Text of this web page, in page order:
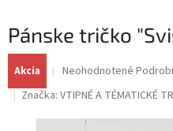
Pánske tričko
Akcia
Priemerné
produktu
je
Neohodnotené
Značka: VTIPNÉ A TÉMATICKÉ